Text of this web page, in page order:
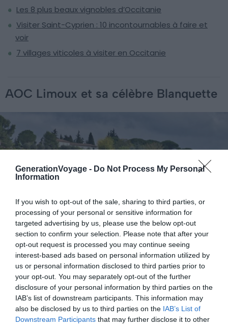
GenerationVoyage - Do Not Process My Personal
Information
If you wish to opt-out of the sale, sharing to third parties, or
processing of your personal or sensitive information for
targeted advertising by us, please use the below opt-out
section to confirm your selection. Please note that after your
opt-out request is processed you may continue seeing
interest-based ads based on personal information utilized by
us or personal information disclosed to third parties prior to
your opt-out. You may separately opt-out of the further
disclosure of your personal information by third parties on the
IAB’s list of downstream participants. This information may
also be disclosed by us to third parties on the IAB’s List of
Downstream Participants that may further disclose it to other
Les 8 plus beaux vignobles d’Occitanie
Visiter Saint-Cyprien : 10 incontournables à faire et
voir
7 villages viticoles à visiter en Occitanie
AOC Limoux et sa célèbre Blanquette
Shutterstock – Stephen M Brooks
L’AOC Limoux, située au sud de Carcassonne, propose
des vins d’exception. Le vignoble se situe entre 100 et
450 mètres d’altitude. Son histoire remonte à l’époque